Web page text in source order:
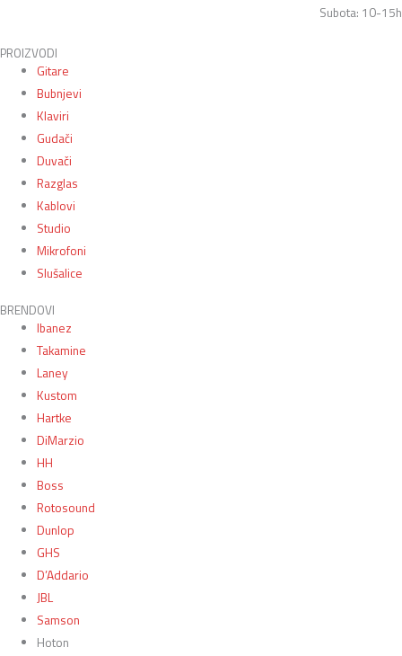
Subota: 10-15h
PROIZVODI
Gitare
Bubnjevi
Klaviri
Gudači
Duvači
Razglas
Kablovi
Studio
Mikrofoni
Slušalice
BRENDOVI
Ibanez
Takamine
Laney
Kustom
Hartke
DiMarzio
HH
Boss
Rotosound
Dunlop
GHS
D’Addario
JBL
Samson
Hoton